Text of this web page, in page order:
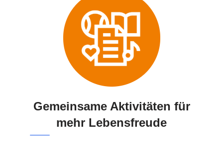
Gemeinsame Aktivitäten für
mehr Lebensfreude